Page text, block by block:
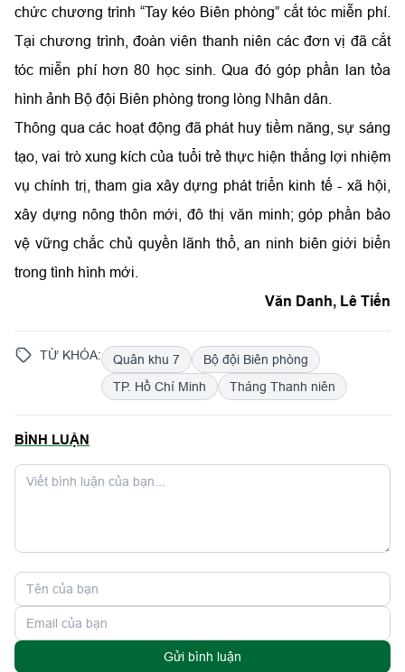
chức chương trình “Tay kéo Biên phòng” cắt tóc miễn phí.
Tại chương trình, đoàn viên thanh niên các đơn vị đã cắt
tóc miễn phí hơn 80 học sinh. Qua đó góp phần lan tỏa
hình ảnh Bộ đội Biên phòng trong lòng Nhân dân.
Thông qua các hoạt động đã phát huy tiềm năng, sự sáng
tạo, vai trò xung kích của tuổi trẻ thực hiện thắng lợi nhiệm
vụ chính trị, tham gia xây dựng phát triển kinh tế - xã hội,
xây dựng nông thôn mới, đô thị văn minh; góp phần bảo
vệ vững chắc chủ quyền lãnh thổ, an ninh biên giới biển
trong tình hình mới.
Văn Danh, Lê Tiến
TỪ KHÓA: Quân khu 7
Bộ đội Biên phòng
TP. Hồ Chí Minh
Tháng Thanh niên
BÌNH LUẬN
Gửi bình luận